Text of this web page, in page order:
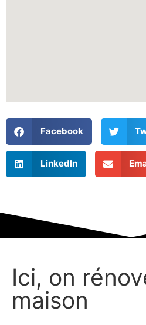
Facebook
LinkedIn
Ici, on
maison